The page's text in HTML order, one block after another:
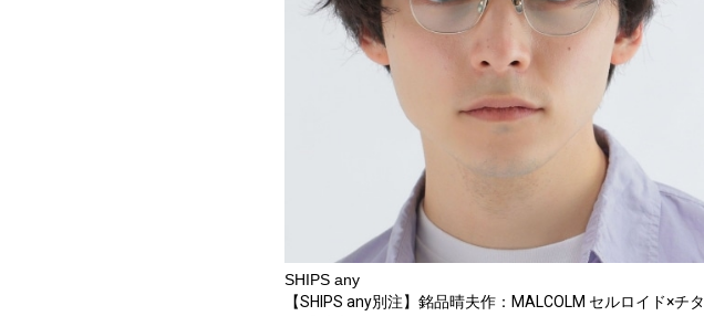
SHIPS any
【SHIPS any別注】銘品晴夫作：MALCOLM セルロイド×チタ